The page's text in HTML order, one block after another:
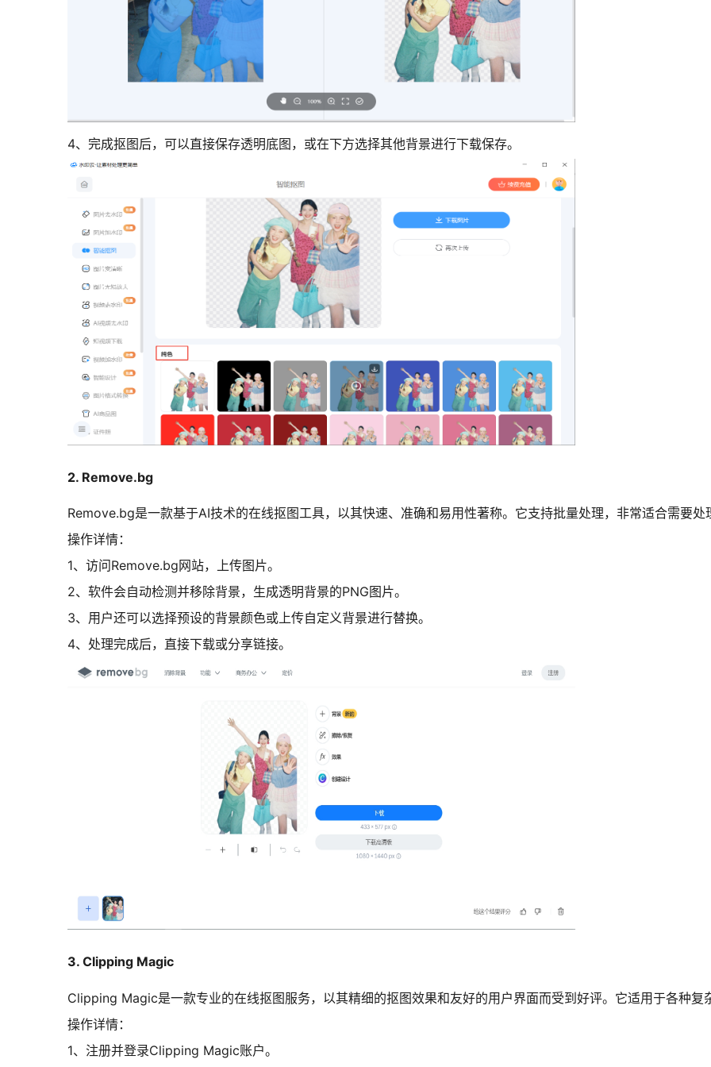
4、完成抠图后，可以直接保存透明底图，或在下方选择其他背景进行下载保存。
2. Remove.bg
Remove.bg是一款基于AI技术的在线抠图工具，以其快速、准确和易用性著称。它支持批量处理，非常适合需要处
操作详情：
1、访问Remove.bg网站，上传图片。
2、软件会自动检测并移除背景，生成透明背景的PNG图片。
3、用户还可以选择预设的背景颜色或上传自定义背景进行替换。
4、处理完成后，直接下载或分享链接。
3. Clipping Magic
Clipping Magic是一款专业的在线抠图服务，以其精细的抠图效果和友好的用户界面而受到好评。它适用于各种复
操作详情：
1、注册并登录Clipping Magic账户。